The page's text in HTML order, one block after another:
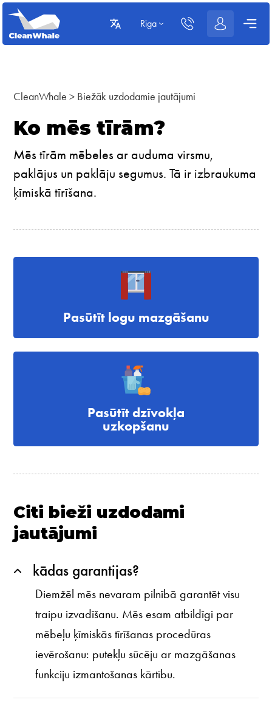
Rīga
CleanWhale > Biežāk uzdodamie jautājumi
Ko mēs tīrām?
Mēs tīrām mēbeles ar auduma virsmu,
paklājus un paklāju segumus. Tā ir izbraukuma
ķīmiskā tīrīšana.
Pasūtīt logu mazgāšanu
Pasūtīt dzīvokļa
uzkopšanu
Citi bieži uzdodami
jautājumi
kādas garantijas?
Diemžēl mēs nevaram pilnībā garantēt visu
traipu izvadīšanu. Mēs esam atbildīgi par
mēbeļu ķīmiskās tīrīšanas procedūras
ievērošanu: putekļu sūcēju ar mazgāšanas
funkciju izmantošanas kārtību.